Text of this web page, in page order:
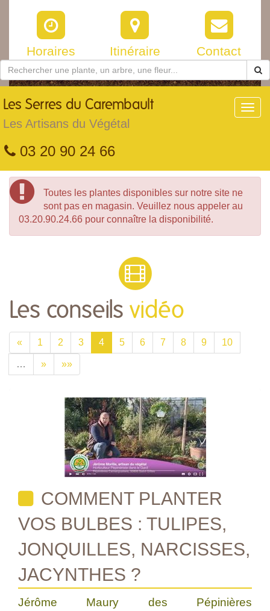
Horaires Itinéraire Contact
Les Serres du Carembault
Les Artisans du Végétal
03 20 90 24 66
Toutes les plantes disponibles sur notre site ne
sont pas en magasin. Veuillez nous appeler au
03.20.90.24.66 pour connaître la disponibilité.
Les conseils vidéo
« 1 2 3 4 5 6 7 8 9 10
… » »»
COMMENT PLANTER
VOS BULBES : TULIPES,
JONQUILLES, NARCISSES,
JACYNTHES ?
Jérôme Maury des Pépinières